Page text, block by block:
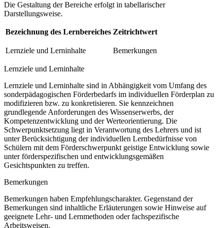
Die Gestaltung der Bereiche erfolgt in tabellarischer
Darstellungsweise.
Bezeichnung des Lernbereiches Zeitrichtwert
Lernziele und Lerninhalte Bemerkungen
Lernziele und Lerninhalte
Lernziele und Lerninhalte sind in Abhängigkeit vom Umfang des
sonderpädagogischen Förderbedarfs im individuellen Förderplan zu
modifizieren bzw. zu konkretisieren. Sie kennzeichnen
grundlegende Anforderungen des Wissenserwerbs, der
Kompetenzentwicklung und der Werteorientierung. Die
Schwerpunktsetzung liegt in Verantwortung des Lehrers und ist
unter Berücksichtigung der individuellen Lernbedürfnisse von
Schülern mit dem Förderschwerpunkt geistige Entwicklung sowie
unter förderspezifischen und entwicklungsgemäßen
Gesichtspunkten zu treffen.
Bemerkungen
Bemerkungen haben Empfehlungscharakter. Gegenstand der
Bemerkungen sind inhaltliche Erläuterungen sowie Hinweise auf
geeignete Lehr- und Lernmethoden oder fachspezifische
Arbeitsweisen.